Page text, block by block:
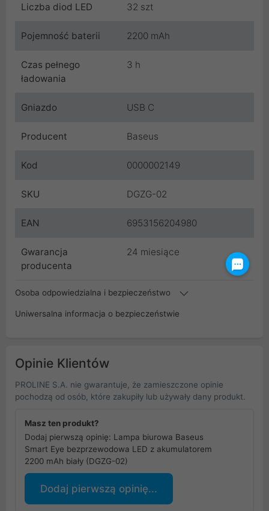
Liczba diod LED 32 szt
Pojemność baterii 2200 mAh
Czas pełnego
ładowania
3 h
Gniazdo USB C
Producent Baseus
Kod 0000002149
SKU DGZG-02
EAN 6953156204980
Gwarancja
producenta
24 miesiące
Osoba odpowiedzialna i bezpieczeństwo
Uniwersalna informacja o bezpieczeństwie
Opinie Klientów
PROLINE S.A. nie gwarantuje, że zamieszczone opinie
pochodzą od osób, które zakupiły lub używały dany produkt.
Masz ten produkt?
Dodaj pierwszą opinię: Lampa biurowa Baseus
Smart Eye bezprzewodowa LED z akumulatorem
2200 mAh biały (DGZG-02)
Dodaj pierwszą opinię...